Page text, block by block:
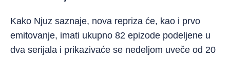
Kako Njuz saznaje, nova repriza će, kao i prvo
emitovanje, imati ukupno 82 epizode podeljene u
dva serijala i prikazivaće se nedeljom uveče od 20